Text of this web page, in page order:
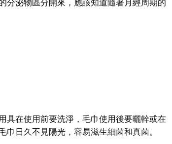
泌物區分開來，應該知道隨著月經周期的
在使用前要洗淨，毛巾使用後要曬幹或在
日久不見陽光，容易滋生細菌和真菌。